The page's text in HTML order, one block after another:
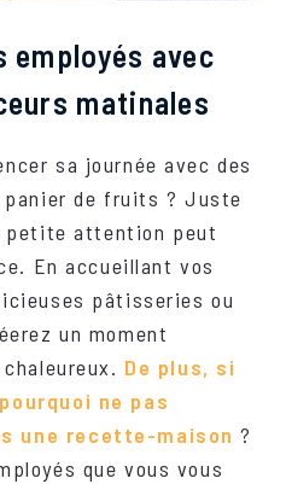
employés avec
matinales
sa journée avec des
de fruits ? Juste
petite attention peut
En accueillant vos
pâtisseries ou
un moment
De plus, si
ne pas
une recette-maison ?
que vous vous